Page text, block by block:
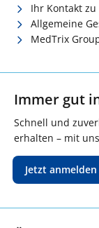
Ihr Kontakt zu
Allgemeine
MedTrix
Immer gut
Schnell und
erhalten – mit
Jetzt anmelden